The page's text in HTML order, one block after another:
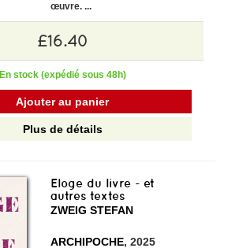
œuvre. ...
£16.40
En stock (expédié sous 48h)
Ajouter au panier
Plus de détails
Eloge du livre - et
autres textes
ZWEIG STEFAN
ARCHIPOCHE, 2025